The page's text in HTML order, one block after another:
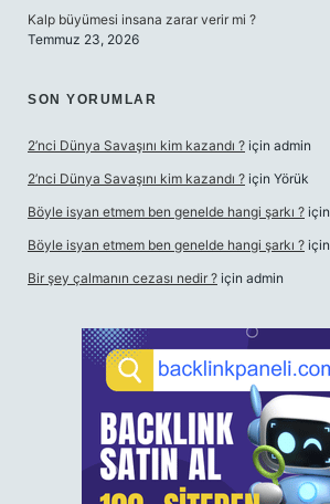
Kalp büyümesi insana zarar verir mi ?
Temmuz 23, 2026
SON YORUMLAR
2’nci Dünya Savaşını kim kazandı ? için admin
2’nci Dünya Savaşını kim kazandı ? için Yörük
Böyle isyan etmem ben genelde hangi şarkı ? için
Böyle isyan etmem ben genelde hangi şarkı ? için
Bir şey çalmanın cezası nedir ? için admin